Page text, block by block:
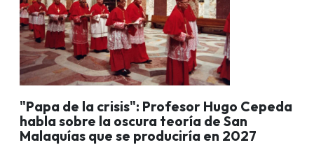
"Papa de la crisis": Profesor Hugo Cepeda
habla sobre la oscura teoría de San
Malaquías que se produciría en 2027